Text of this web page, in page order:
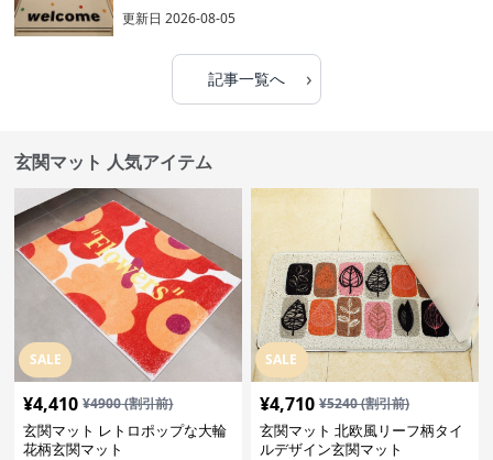
更新日2026-08-05
記事一覧へ ›
玄関マット 人気アイテム
SALE
¥4,410 ¥4900(割引前)
玄関マット レトロポップな大輪
花柄玄関マット
SALE
¥4,710 ¥5240(割引前)
玄関マット 北欧風リーフ柄タイ
ルデザイン玄関マット